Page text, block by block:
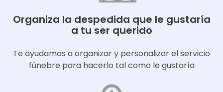
Organiza la despedida que le gustaría
a tu ser querido
Te ayudamos a organizar y personalizar el servicio
fúnebre para hacerlo tal como le gustaría